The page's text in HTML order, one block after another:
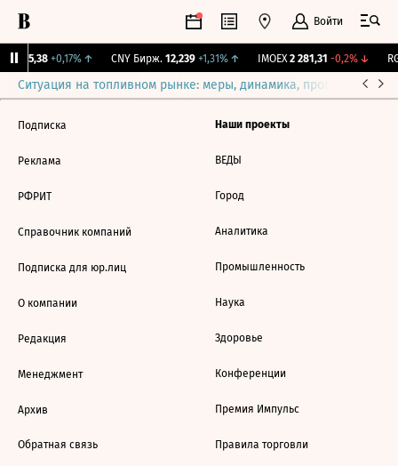
Войти
115,38 +0,17%↑ CNY Бирж. 12,239 +1,31%↑ IMOEX 2 281,31 -0,2%↓
Ситуация на топливном рынке: меры, динамика, прогнозы
Подписка
Реклама
РФРИТ
Справочник компаний
Подписка для юр.лиц
О компании
Редакция
Менеджмент
Архив
Обратная связь
Наши проекты
ВЕДЫ
Город
Аналитика
Промышленность
Наука
Здоровье
Конференции
Премия Импульс
Правила торговли